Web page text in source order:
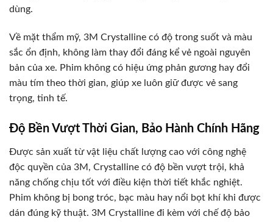
dùng.
Về mặt thẩm mỹ, 3M Crystalline có độ trong suốt và màu
sắc ổn định, không làm thay đổi đáng kể vẻ ngoài nguyên
bản của xe. Phim không có hiệu ứng phản gương hay đổi
màu tím theo thời gian, giúp xe luôn giữ được vẻ sang
trọng, tinh tế.
Độ Bền Vượt Thời Gian, Bảo Hành Chính Hãng
Được sản xuất từ vật liệu chất lượng cao với công nghệ
độc quyền của 3M, Crystalline có độ bền vượt trội, khả
năng chống chịu tốt với điều kiện thời tiết khắc nghiệt.
Phim không bị bong tróc, bạc màu hay nổi bọt khí khi được
dán đúng kỹ thuật. 3M Crystalline đi kèm với chế độ bảo